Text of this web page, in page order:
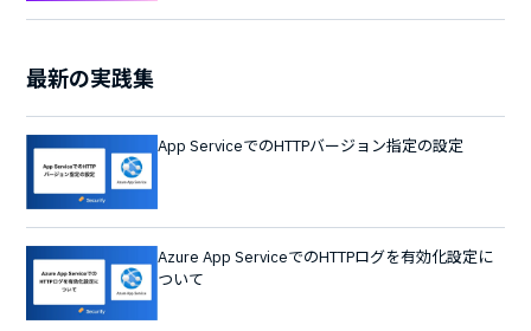
最新の実践集
App ServiceでのHTTPバージョン指定の設定
Azure App ServiceでのHTTPログを有効化設定に
ついて